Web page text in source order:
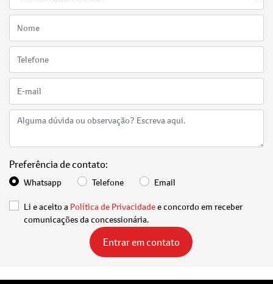
Preferência de contato:
Whatsapp Telefone Email
Li e aceito a Política de Privacidadee concordo em receber
comunicações da concessionária.
Entrar em contato